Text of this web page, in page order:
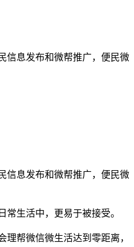
信息发布和微帮推广，便民微
信息发布和微帮推广，便民微
生活中，更易于被接受。
帮微信微生活达到零距离，